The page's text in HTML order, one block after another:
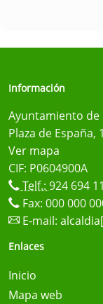
Información
Ayuntamiento de
Plaza de España,
Ver mapa
CIF: P0604900A
Telf.: 924 694
Fax: 000 000
E-mail:
Enlaces
Inicio
Mapa web